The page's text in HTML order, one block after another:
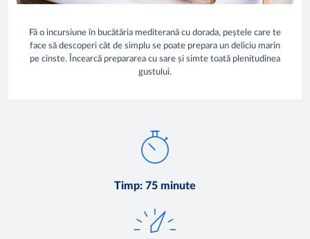
Fă o incursiune în bucătăria mediterană cu dorada, peștele care te
face să descoperi cât de simplu se poate prepara un deliciu marin
pe cinste. Încearcă prepararea cu sare și simte toată plenitudinea
gustului.
Timp: 75 minute